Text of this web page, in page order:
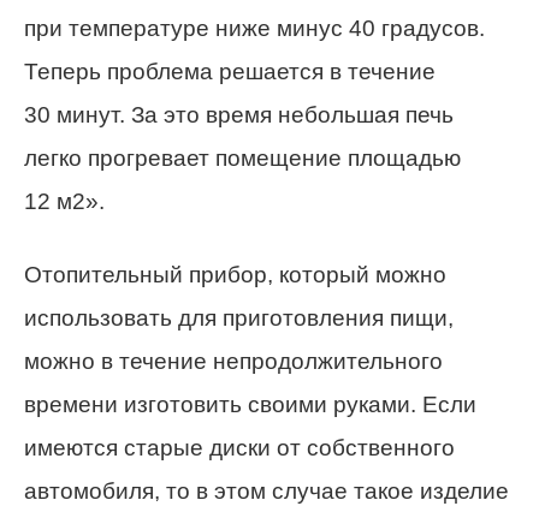
при температуре ниже минус 40 градусов.
Теперь проблема решается в течение
30 минут. За это время небольшая печь
легко прогревает помещение площадью
12 м2».
Отопительный прибор, который можно
использовать для приготовления пищи,
можно в течение непродолжительного
времени изготовить своими руками. Если
имеются старые диски от собственного
автомобиля, то в этом случае такое изделие